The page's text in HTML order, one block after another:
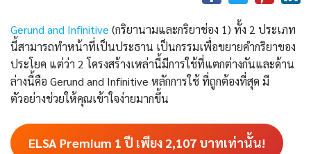
Gerund and Infinitive (กริยานามและกริยาช่อง 1) ทั้ง 2 ประเภท
นี้สามารถทำหน้าที่เป็นประธาน เป็นกรรมเพื่อขยายคำกริยาของ
ประโยค แต่ว่า 2 โครงสร้างเหล่านี้มีการใช้ที่แตกต่างกันและด้าน
ล่างนี้คือ Gerund and Infinitive หลักการใช้ ที่ถูกต้องที่สุด มี
ตัวอย่างช่วยให้คุณเข้าใจง่ายมากขึ้น
ELSA Premium 1 ปี เพียง 2,107 บาทเท่านั้น!